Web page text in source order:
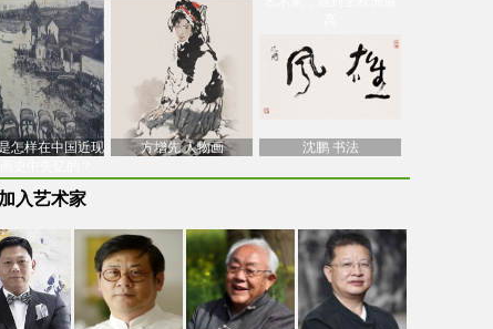
中
怎样在中国近现
方增先 人物画 沈鹏 书法
入艺术家